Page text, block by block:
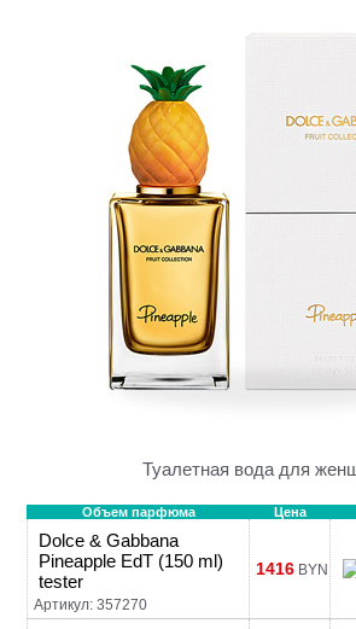
Туалетная вода для
Объем парфюма Цена
Dolce & Gabbana
Pineapple EdT (150 ml)
tester
Артикул: 357270
1416 BYN